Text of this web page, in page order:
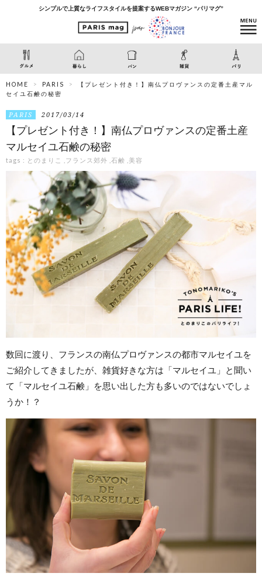
シンプルで上質なライフスタイルを提案するWEBマガジン “パリマグ”
HOME PARIS
【プレゼント付き！】南仏プロヴァンスの定番土産マル
セイユ石鹸の秘密
PARIS 2017/03/14
【プレゼント付き！】南仏プロヴァンスの定番土産
マルセイユ石鹸の秘密
tags : とのまりこ フランス郊外 石鹸 美容
数回に渡り、フランスの南仏プロヴァンスの都市マルセイユを
ご紹介してきましたが、雑貨好きな方は「マルセイユ」と聞い
て「マルセイユ石鹸」を思い出した方も多いのではないでしょ
うか！？